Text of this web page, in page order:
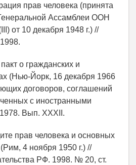
прав человека (принята
Ассамблеи ООН
от 10 декабря 1948 г.) //
о гражданских и
(Нью-Йорк, 16 декабря 1966
договоров, соглашений
с иностранными
Вып. XXXII.
прав человека и основных
4 ноября 1950 г.) //
РФ. 1998. № 20, ст.